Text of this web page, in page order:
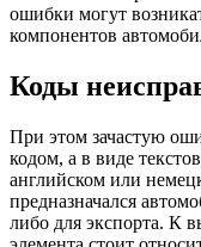
ошибки могут
компонентов
Коды
При этом зачастую
кодом, а в виде
английском или
предназначался
либо для экспорта. К